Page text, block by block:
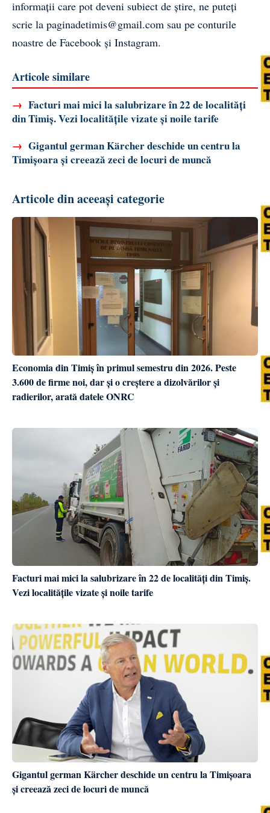
informații care pot deveni subiect de știre, ne puteți
scrie la paginadetimis@gmail.com sau pe conturile
noastre de Facebook și Instagram.
Articole similare
→ Facturi mai mici la salubrizare în 22 de localități
din Timiș. Vezi localitățile vizate și noile tarife
→ Gigantul german Kärcher deschide un centru la
Timișoara și creează zeci de locuri de muncă
Articole din aceeași categorie
Economia din Timiș în primul semestru din 2026. Peste
3.600 de firme noi, dar și o creștere a dizolvărilor și
radierilor, arată datele ONRC
Facturi mai mici la salubrizare în 22 de localități din Timiș.
Vezi localitățile vizate și noile tarife
Gigantul german Kärcher deschide un centru la Timișoara
și creează zeci de locuri de muncă